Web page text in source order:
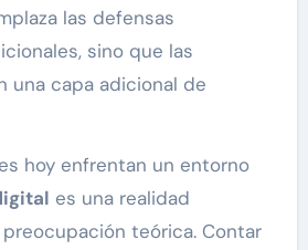
las defensas
sino que las
una capa adicional de
hoy enfrentan un entorno
es una realidad
teórica. Contar